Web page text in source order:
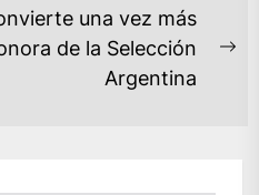
una vez más
de la Selección
Argentina